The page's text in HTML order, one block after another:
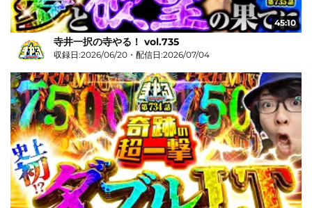
45:10
寺井一択の寺やる！ vol.735
収録日:2026/06/20・配信日:2026/07/04